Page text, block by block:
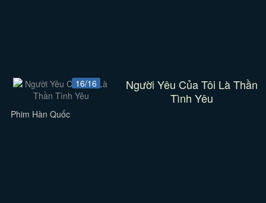
16/16
Người Yêu Của Tôi Là Thần
Tình Yêu
Phim Hàn Quốc